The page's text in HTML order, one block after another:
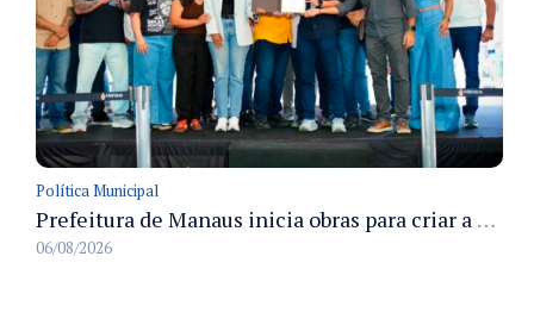
Política Municipal
Prefeitura de Manaus inicia obras para criar a primeira Rua Gastronômica de Manaus na Ferreira Pena
06/08/2026